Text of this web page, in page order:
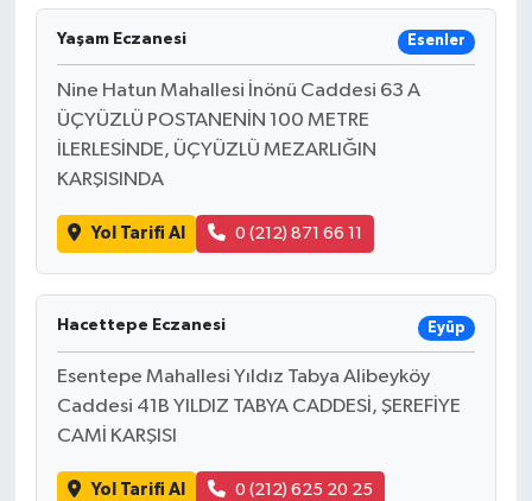
Yaşam Eczanesi Esenler
Nine Hatun Mahallesi İnönü Caddesi 63 A
ÜÇYÜZLÜ POSTANENİN 100 METRE
İLERLESİNDE, ÜÇYÜZLÜ MEZARLIĞIN
KARŞISINDA
Yol Tarifi Al 0 (212) 871 66 11
Hacettepe Eczanesi Eyüp
Esentepe Mahallesi Yıldız Tabya Alibeyköy
Caddesi 41B YILDIZ TABYA CADDESİ, ŞEREFİYE
CAMİ KARŞISI
Yol Tarifi Al 0 (212) 625 20 25